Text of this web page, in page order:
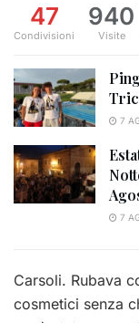
47
Condivisioni
940
Visite
7
7
Carsoli. Rubava
cosmetici senza